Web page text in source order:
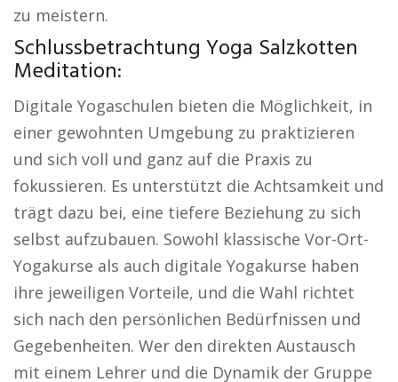
zu meistern.
Schlussbetrachtung Yoga Salzkotten
Meditation:
Digitale Yogaschulen bieten die Möglichkeit, in
einer gewohnten Umgebung zu praktizieren
und sich voll und ganz auf die Praxis zu
fokussieren. Es unterstützt die Achtsamkeit und
trägt dazu bei, eine tiefere Beziehung zu sich
selbst aufzubauen. Sowohl klassische Vor-Ort-
Yogakurse als auch digitale Yogakurse haben
ihre jeweiligen Vorteile, und die Wahl richtet
sich nach den persönlichen Bedürfnissen und
Gegebenheiten. Wer den direkten Austausch
mit einem Lehrer und die Dynamik der Gruppe